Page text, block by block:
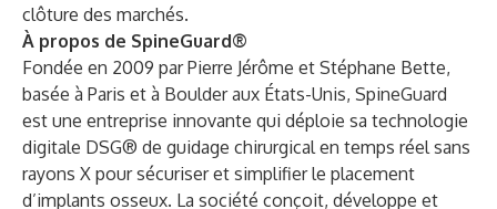
clôture des marchés.
À propos de SpineGuard®
Fondée en 2009 par Pierre Jérôme et Stéphane Bette,
basée à Paris et à Boulder aux États-Unis, SpineGuard
est une entreprise innovante qui déploie sa technologie
digitale DSG® de guidage chirurgical en temps réel sans
rayons X pour sécuriser et simplifier le placement
d’implants osseux. La société conçoit, développe et